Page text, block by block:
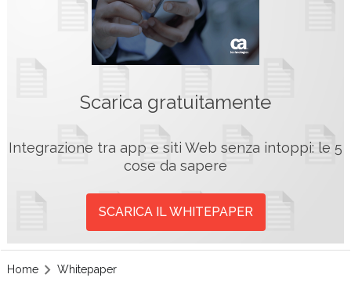
Scarica gratuitamente
Integrazione tra app e siti Web senza intoppi: le 5
cose da sapere
SCARICA IL WHITEPAPER
Home Whitepaper